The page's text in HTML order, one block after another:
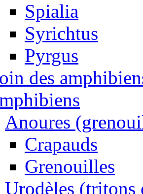
Spialia
Syrichtus
Pyrgus
des
Anoures
Crapauds
Grenouilles
Urodèles (tritons